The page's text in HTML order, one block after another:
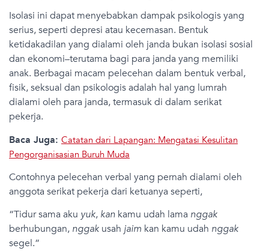
Isolasi ini dapat menyebabkan dampak psikologis yang
serius, seperti depresi atau kecemasan. Bentuk
ketidakadilan yang dialami oleh janda bukan isolasi sosial
dan ekonomi–terutama bagi para janda yang memiliki
anak. Berbagai macam pelecehan dalam bentuk verbal,
fisik, seksual dan psikologis adalah hal yang lumrah
dialami oleh para janda, termasuk di dalam serikat
pekerja.
Baca Juga: Catatan dari Lapangan: Mengatasi Kesulitan
Pengorganisasian Buruh Muda
Contohnya pelecehan verbal yang pernah dialami oleh
anggota serikat pekerja dari ketuanya seperti,
“Tidur sama aku yuk, kan kamu udah lama nggak
berhubungan, nggak usah jaim kan kamu udah nggak
segel.”